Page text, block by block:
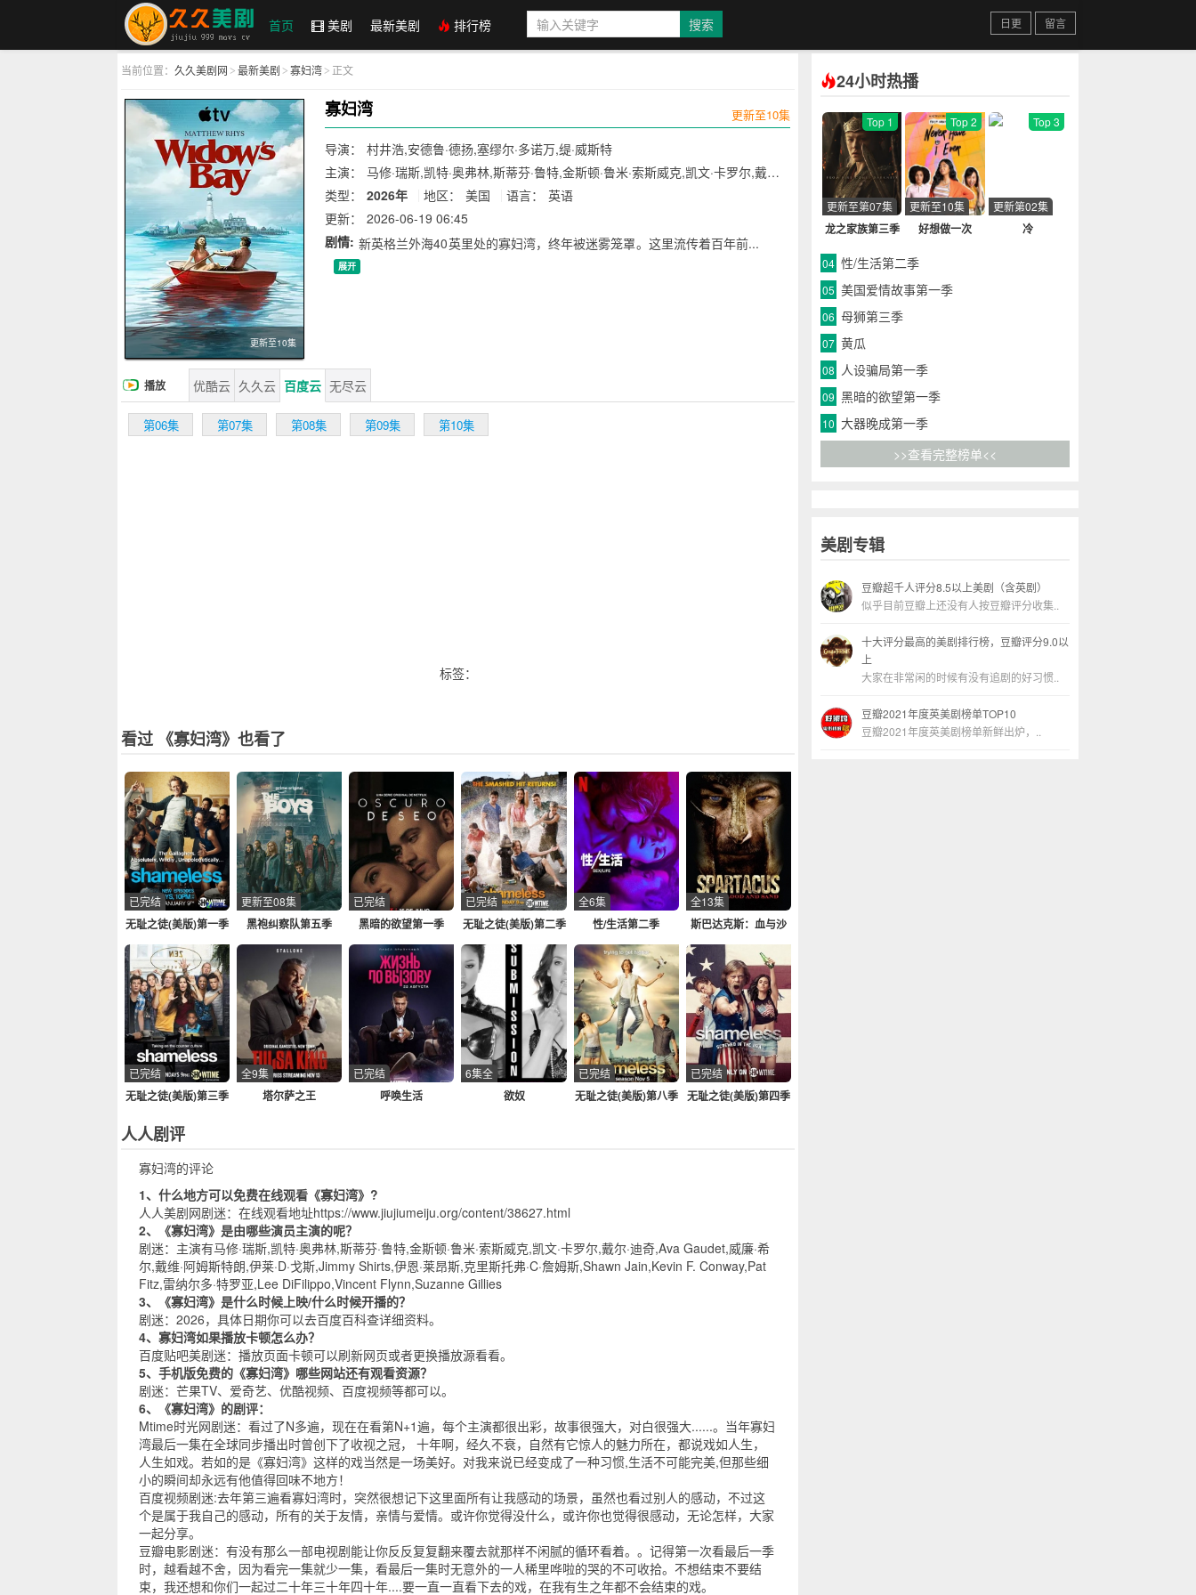
首页 美剧 最新美剧 排行榜 日更 留言
当前位置： 久久美剧网 > 最新美剧 > 寡妇湾 > 正文
更新至10集
寡妇湾 更新至10集
导演：
村井浩,安德鲁·德扬,塞缪尔·多诺万,缇·威斯特
主演：
马修·瑞斯,凯特·奥弗林,斯蒂芬·鲁特,金斯顿·鲁米·索斯威克,凯文·卡罗尔,戴尔·
迪奇,Ava Gaudet,威廉·..
类型： 2026年 地区： 美国 语言：
英语
更新：
2026-06-19 06:45
剧情: 新英格兰外海40英里处的寡妇湾，终年被迷雾笼罩。这里流传着百年前...
展开
播放 优酷云 久久云 百度云 无尽云
第06集 第07集 第08集 第09集 第10集
标签：
看过 《寡妇湾》也看了
无耻之徒(美版)第一季
已完结
黑袍纠察队第五季
更新至08集
黑暗的欲望第一季
已完结
无耻之徒(美版)第二季
已完结
性/生活第二季
全6集
斯巴达克斯：血与沙
全13集
无耻之徒(美版)第三季
已完结
塔尔萨之王
全9集
呼唤生活
已完结
欲奴
6集全
无耻之徒(美版)第八季
已完结
无耻之徒(美版)第四季
已完结
人人剧评
寡妇湾的评论
1、什么地方可以免费在线观看《寡妇湾》?
人人美剧网剧迷：在线观看地址https://www.jiujiumeiju.org/content/38627.html
2、《寡妇湾》是由哪些演员主演的呢？
剧迷：主演有马修·瑞斯,凯特·奥弗林,斯蒂芬·鲁特,金斯顿·鲁米·索斯威克,凯文·卡罗尔,戴尔·迪奇,Ava Gaudet,威廉·希
尔,戴维·阿姆斯特朗,伊莱·D·戈斯,Jimmy Shirts,伊恩·莱昂斯,克里斯托弗·C·詹姆斯,Shawn Jain,Kevin F. Conway,Pat
Fitz,雷纳尔多·特罗亚,Lee DiFilippo,Vincent Flynn,Suzanne Gillies
3、《寡妇湾》是什么时候上映/什么时候开播的？
剧迷：2026，具体日期你可以去百度百科查详细资料。
4、寡妇湾如果播放卡顿怎么办？
百度贴吧美剧迷：播放页面卡顿可以刷新网页或者更换播放源看看。
5、手机版免费的《寡妇湾》哪些网站还有观看资源？
剧迷： 芒果TV、 爱奇艺、 优酷视频、 百度视频等都可以。
6、《寡妇湾》的剧评：
Mtime时光网剧迷：看过了N多遍，现在在看第N+1遍，每个主演都很出彩，故事很强大，对白很强大......。当年寡妇
湾最后一集在全球同步播出时曾创下了收视之冠， 十年啊，经久不衰，自然有它惊人的魅力所在，都说戏如人生，
人生如戏。若如的是《寡妇湾》这样的戏当然是一场美好。对我来说已经变成了一种习惯,生活不可能完美,但那些细
小的瞬间却永远有他值得回味不地方！
百度视频剧迷:去年第三遍看寡妇湾时，突然很想记下这里面所有让我感动的场景，虽然也看过别人的感动，不过这
个是属于我自己的感动，所有的关于友情，亲情与爱情。或许你觉得没什么，或许你也觉得很感动，无论怎样，大家
一起分享。
豆瓣电影剧迷：有没有那么一部电视剧能让你反反复复翻来覆去就那样不闲腻的循环看着。。记得第一次看最后一季
时，越看越不舍，因为看完一集就少一集，看最后一集时无意外的一人稀里哗啦的哭的不可收拾。不想结束不要结
束，我还想和你们一起过二十年三十年四十年....要一直一直看下去的戏，在我有生之年都不会结束的戏。
24小时热播
龙之家族第三季
Top 1
更新至第07集
好想做一次
Top 2
更新至10集
冷
Top 3
更新第02集
04 性/生活第二季
05 美国爱情故事第一季
06 母狮第三季
07 黄瓜
08 人设骗局第一季
09 黑暗的欲望第一季
10 大器晚成第一季
>>查看完整榜单<<
美剧专辑
豆瓣超千人评分8.5以上美剧（含英剧）
似乎目前豆瓣上还没有人按豆瓣评分收集..
十大评分最高的美剧排行榜，豆瓣评分9.0以
上
大家在非常闲的时候有没有追剧的好习惯..
豆瓣2021年度英美剧榜单TOP10
豆瓣2021年度英美剧榜单新鲜出炉，..